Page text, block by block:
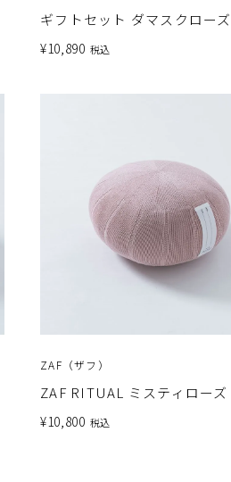
ギフトセット ダマスクローズ
¥10,890 税込
ZAF（ザフ）
ZAF RITUAL ミスティローズ
¥10,800 税込